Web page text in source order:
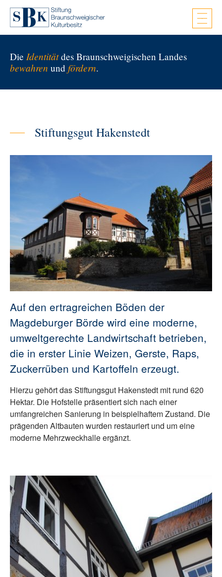
Zum Hauptinhalt springen
Die Identitätdes Braunschweigischen Landes
bewahren und fördern.
Stiftungsgut Hakenstedt
Auf den ertragreichen Böden der
Magdeburger Börde wird eine moderne,
umweltgerechte Landwirtschaft betrieben,
die in erster Linie Weizen, Gerste, Raps,
Zuckerrüben und Kartoffeln erzeugt.
Hierzu gehört das Stiftungsgut Hakenstedt mit rund 620
Hektar. Die Hofstelle präsentiert sich nach einer
umfangreichen Sanierung in beispielhaftem Zustand. Die
prägenden Altbauten wurden restauriert und um eine
moderne Mehrzweckhalle ergänzt.